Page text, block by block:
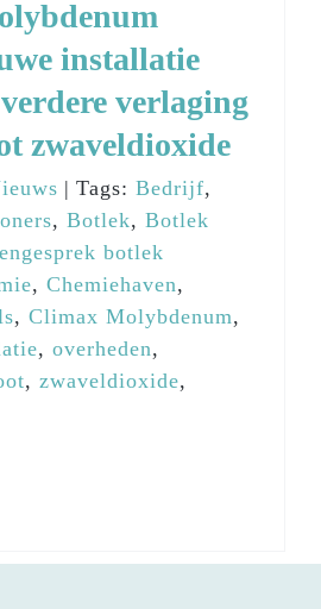
installatie
verlaging
zwaveldioxide
| Tags: Bedrijf,
, Botlek, Botlek
botlek
, Chemiehaven,
, Climax Molybdenum,
, overheden,
, zwaveldioxide,